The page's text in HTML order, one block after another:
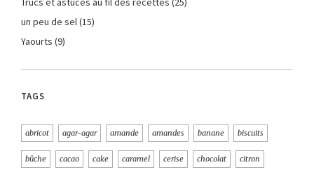
un peu de sel(15)
Yaourts (9)
TAGS
abricot agar-agar amande amandes banane biscuits
bûche cacao cake caramel cerise chocolat citron